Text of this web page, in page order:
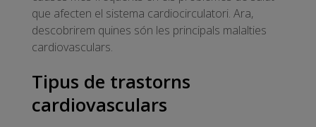
que afecten el sistema cardiocirculatori. Ara,
descobrirem quines són les principals malalties
cardiovasculars.
Tipus de trastorns
cardiovasculars